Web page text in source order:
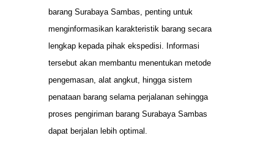
barang Surabaya Sambas, penting untuk
menginformasikan karakteristik barang secara
lengkap kepada pihak ekspedisi. Informasi
tersebut akan membantu menentukan metode
pengemasan, alat angkut, hingga sistem
penataan barang selama perjalanan sehingga
proses pengiriman barang Surabaya Sambas
dapat berjalan lebih optimal.